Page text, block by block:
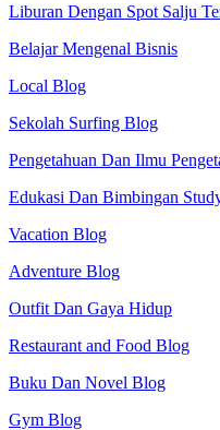
Liburan Dengan Spot Salju
Belajar Mengenal Bisnis
Local Blog
Sekolah Surfing Blog
Pengetahuan Dan Ilmu
Edukasi Dan Bimbingan
Vacation Blog
Adventure Blog
Outfit Dan Gaya Hidup
Restaurant and Food Blog
Buku Dan Novel Blog
Gym Blog